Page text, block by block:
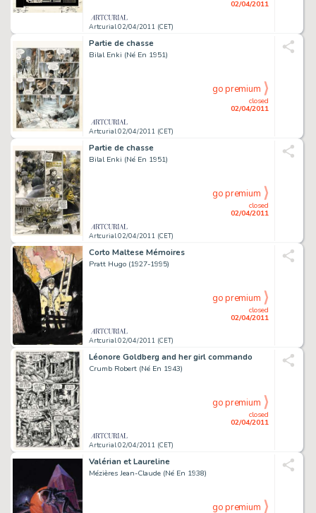
Artcurial 02/04/2011 (CET)
02/04/2011
Partie de chasse
Bilal Enki (Né En 1951)
Artcurial 02/04/2011 (CET)
closed
02/04/2011
go premium
Partie de chasse
Bilal Enki (Né En 1951)
Artcurial 02/04/2011 (CET)
closed
02/04/2011
go premium
Corto Maltese Mémoires
Pratt Hugo (1927-1995)
Artcurial 02/04/2011 (CET)
closed
02/04/2011
go premium
Léonore Goldberg and her girl commando
Crumb Robert (Né En 1943)
Artcurial 02/04/2011 (CET)
closed
02/04/2011
go premium
Valérian et Laureline
Mézières Jean-Claude (Né En 1938)
go premium